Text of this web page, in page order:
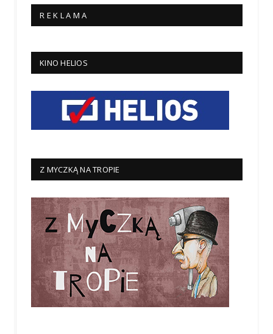
R E K L A M A
KINO HELIOS
Z MYCZKĄ NA TROPIE